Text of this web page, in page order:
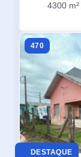
4300 m²
470
DESTAQUE